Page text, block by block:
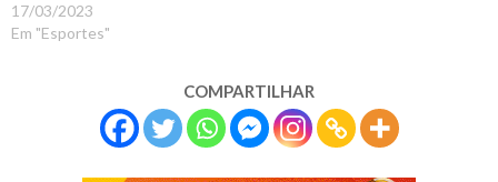
17/03/2023
Em "Esportes"
COMPARTILHAR